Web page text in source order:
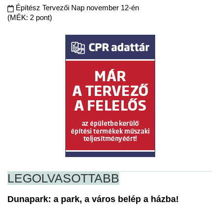
Építész Tervezői Nap november 12-én
(MÉK: 2 pont)
LEGOLVASOTTABB
Dunapark: a park, a város belép a házba!